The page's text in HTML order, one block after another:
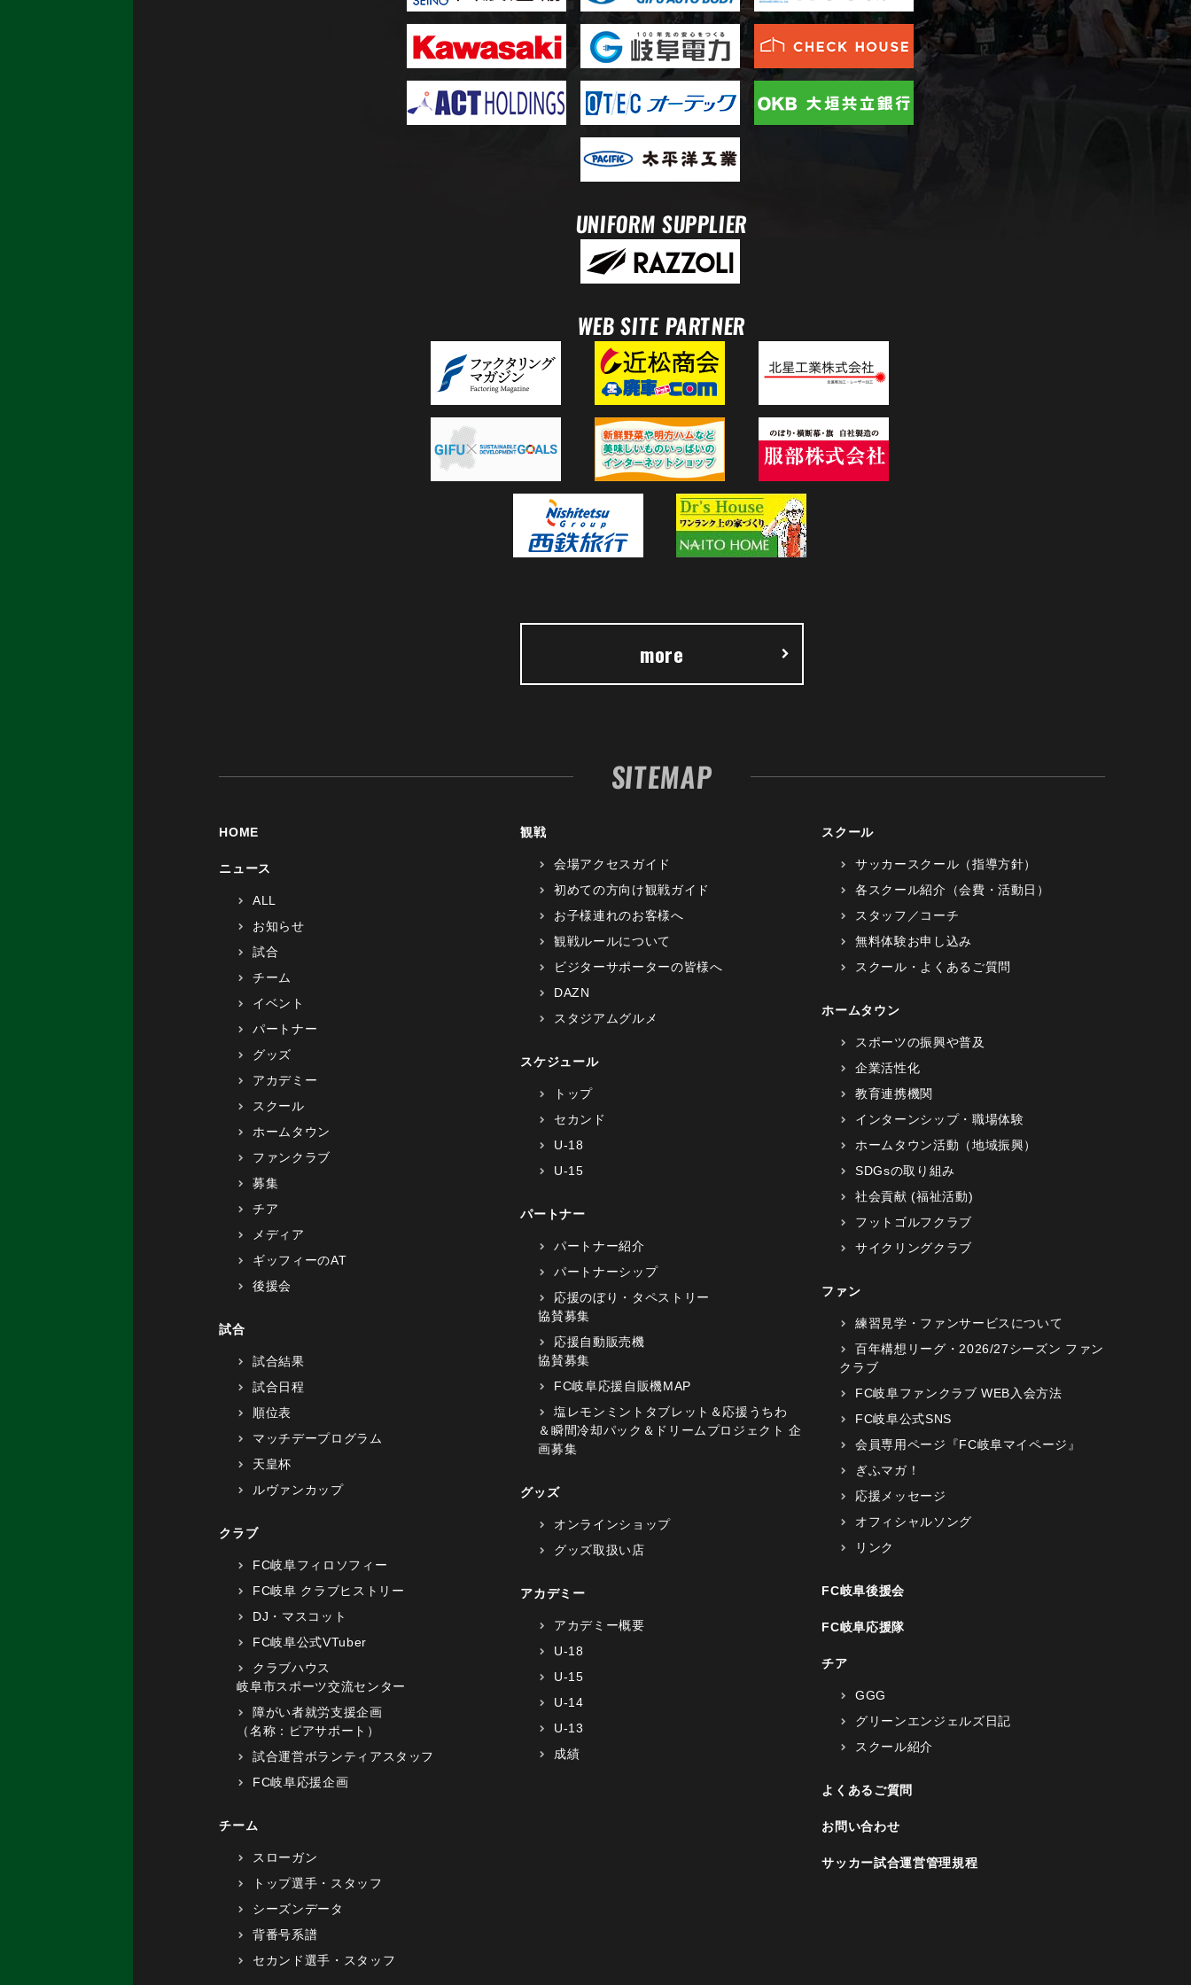
UNIFORM SUPPLIER
WEB SITE PARTNER
more
SITEMAP
HOME
ニュース
ALL
お知らせ
試合
チーム
イベント
パートナー
グッズ
アカデミー
スクール
ホームタウン
ファンクラブ
募集
チア
メディア
ギッフィーのAT
後援会
試合
試合結果
試合日程
順位表
マッチデープログラム
天皇杯
ルヴァンカップ
クラブ
FC岐阜フィロソフィー
FC岐阜 クラブヒストリー
DJ・マスコット
FC岐阜公式VTuber
クラブハウス
岐阜市スポーツ交流センター
障がい者就労支援企画
（名称：ピアサポート）
試合運営ボランティアスタッフ
FC岐阜応援企画
チーム
スローガン
トップ選手・スタッフ
シーズンデータ
背番号系譜
セカンド選手・スタッフ
観戦
会場アクセスガイド
初めての方向け観戦ガイド
お子様連れのお客様へ
観戦ルールについて
ビジターサポーターの皆様へ
DAZN
スタジアムグルメ
スケジュール
トップ
セカンド
U-18
U-15
パートナー
パートナー紹介
パートナーシップ
応援のぼり・タペストリー
協賛募集
応援自動販売機
協賛募集
FC岐阜応援自販機MAP
塩レモンミントタブレット＆応援うちわ
＆瞬間冷却パック＆ドリームプロジェクト 企
画募集
グッズ
オンラインショップ
グッズ取扱い店
アカデミー
アカデミー概要
U-18
U-15
U-14
U-13
成績
スクール
サッカースクール（指導方針）
各スクール紹介（会費・活動日）
スタッフ／コーチ
無料体験お申し込み
スクール・よくあるご質問
ホームタウン
スポーツの振興や普及
企業活性化
教育連携機関
インターンシップ・職場体験
ホームタウン活動（地域振興）
SDGsの取り組み
社会貢献 (福祉活動)
フットゴルフクラブ
サイクリングクラブ
ファン
練習見学・ファンサービスについて
百年構想リーグ・2026/27シーズン ファン
クラブ
FC岐阜ファンクラブ WEB入会方法
FC岐阜公式SNS
会員専用ページ『FC岐阜マイページ』
ぎふマガ！
応援メッセージ
オフィシャルソング
リンク
FC岐阜後援会
FC岐阜応援隊
チア
GGG
グリーンエンジェルズ日記
スクール紹介
よくあるご質問
お問い合わせ
サッカー試合運営管理規程